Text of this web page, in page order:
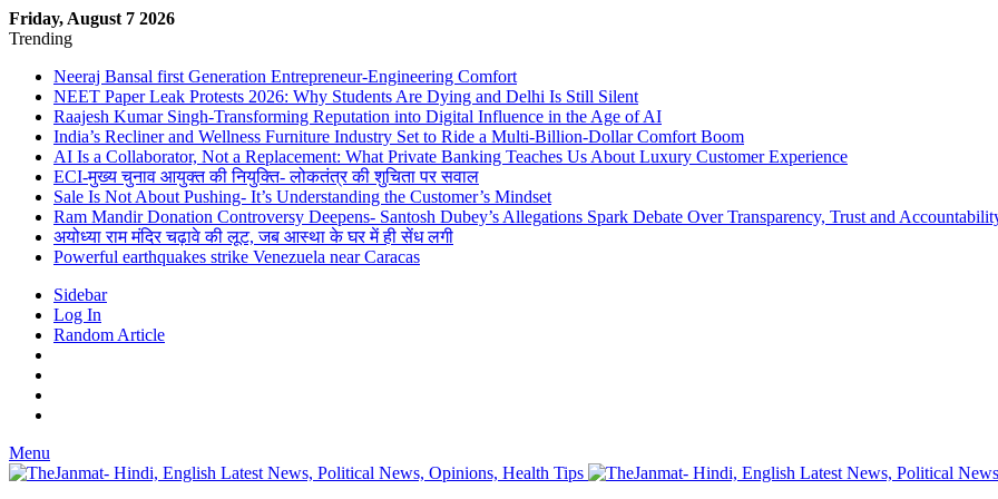
Friday, August 7 2026
Trending
Neeraj Bansal first Generation Entrepreneur-Engineering Comfort
NEET Paper Leak Protests 2026: Why Students Are Dying and Delhi Is Still Silent
Raajesh Kumar Singh-Transforming Reputation into Digital Influence in the Age of AI
India’s Recliner and Wellness Furniture Industry Set to Ride a Multi-Billion-Dollar Comfort Boom
AI Is a Collaborator, Not a Replacement: What Private Banking Teaches Us About Luxury Customer Experience
ECI-मुख्य चुनाव आयुक्त की नियुक्ति- लोकतंत्र की शुचिता पर सवाल
Sale Is Not About Pushing- It’s Understanding the Customer’s Mindset
Ram Mandir Donation Controversy Deepens- Santosh Dubey’s Allegations Spark Debate Over Transparency, Trust and
अयोध्या राम मंदिर चढ़ावे की लूट, जब आस्था के घर में ही सेंध लगी
Powerful earthquakes strike Venezuela near Caracas
Sidebar
Log In
Random Article
Menu